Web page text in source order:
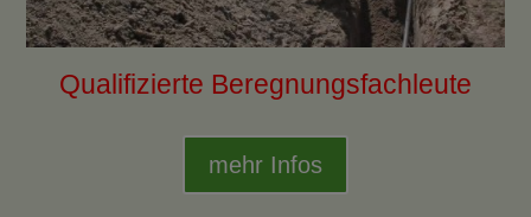
Qualifizierte Beregnungsfachleute
mehr Infos